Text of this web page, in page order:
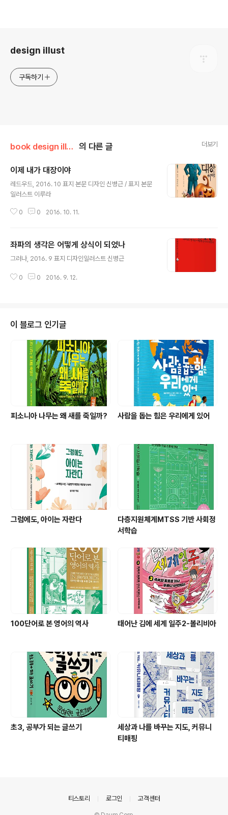
design illust
구독하기
book design illust 의 다른 글 더보기
이제 내가 대장이야
레드우드, 2016. 10 표지 본문 디자인 신병근 / 표지 본문
일러스트 이루라
0 0 2016. 10. 11.
좌파의 생각은 어떻게 상식이 되었나
그러나, 2016. 9 표지 디자인일러스트 신병근
0 0 2016. 9. 12.
이 블로그 인기글
피소니아 나무는 왜 새를 죽일까? 사람을 돕는 힘은 우리에게 있어
그럼에도, 아이는 자란다
다층지원체계MTSS 기반 사회정
서학습
100단어로 본 영어의 역사 태어난 김에 세계 일주2-볼리비아
초3, 공부가 되는 글쓰기
세상과 나를 바꾸는 지도, 커뮤니
티매핑
티스토리 로그인 고객센터